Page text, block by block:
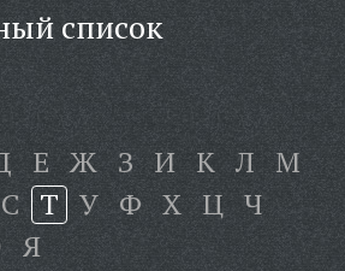
список
Е Ж З И К Л М
С Т У Ф Х Ц Ч
Я